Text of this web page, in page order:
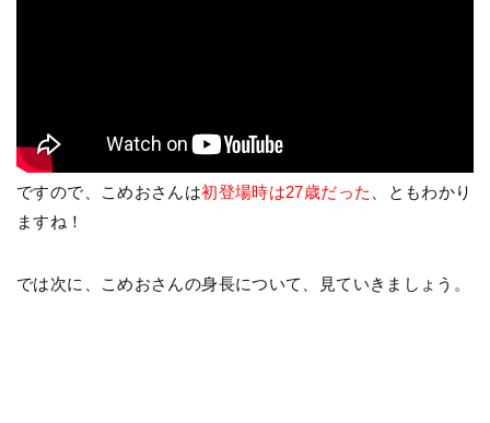
ですので、こめおさんは初登場時は27歳だった 、ともわかり
ますね！
では次に、こめおさんの身長について、見ていきましょう。